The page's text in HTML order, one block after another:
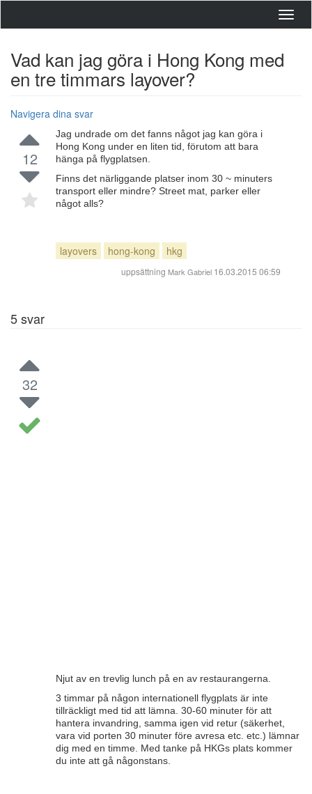
Vad kan jag göra i Hong Kong med
en tre timmars layover?
Navigera dina svar
12
Jag undrade om det fanns något jag kan göra i
Hong Kong under en liten tid, förutom att bara
hänga på flygplatsen.
Finns det närliggande platser inom 30 ~ minuters
transport eller mindre? Street mat, parker eller
något alls?
layovers hong-kong hkg
uppsättning Mark Gabriel 16.03.2015 06:59
5svar
32
Njut av en trevlig lunch på en av restaurangerna.
3 timmar på någon internationell flygplats är inte
tillräckligt med tid att lämna. 30-60 minuter för att
hantera invandring, samma igen vid retur (säkerhet,
vara vid porten 30 minuter före avresa etc. etc.) lämnar
dig med en timme. Med tanke på HKGs plats kommer
du inte att gå någonstans.